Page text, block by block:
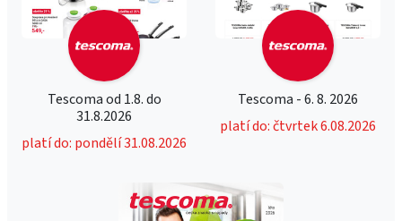
Tescoma od 1.8. do
31.8.2026
platí do: pondělí 31.08.2026
Tescoma - 6. 8. 2026
platí do: čtvrtek 6.08.2026